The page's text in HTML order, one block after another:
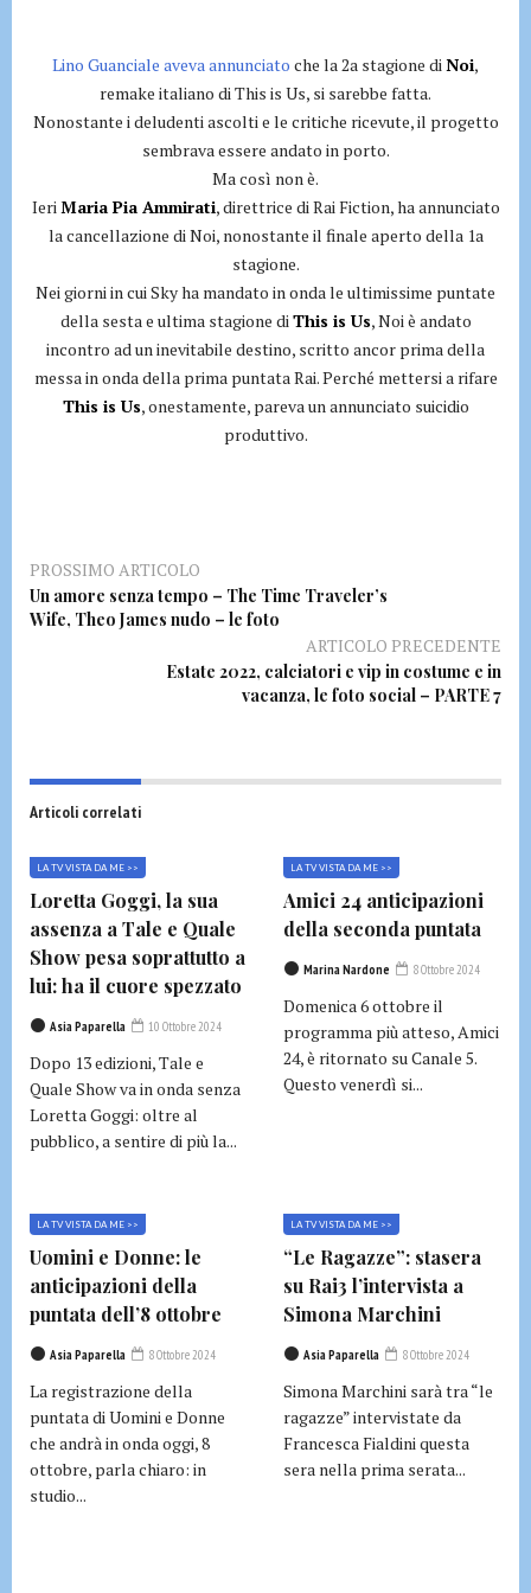
Lino Guanciale aveva annunciato che la 2a stagione diNoi,
remake italiano di This is Us, si sarebbe fatta.
Nonostante i deludenti ascolti e le critiche ricevute, il progetto
sembrava essere andato in porto.
Ma così non è.
IeriMaria Pia Ammirati, direttrice di Rai Fiction, ha annunciato
la cancellazione di Noi, nonostante il finale aperto della 1a
stagione.
Nei giorni in cui Sky ha mandato in onda le ultimissime puntate
della sesta e ultima stagione diThis is Us, Noi è andato
incontro ad un inevitabile destino, scritto ancor prima della
messa in onda della prima puntata Rai. Perché mettersi a rifare
This is Us, onestamente, pareva un annunciato suicidio
produttivo.
PROSSIMO ARTICOLO
Un amore senza tempo – The Time Traveler’s
Wife, Theo James nudo – le foto
ARTICOLO PRECEDENTE
Estate 2022, calciatori e vip in costume e in
vacanza, le foto social – PARTE 7
Articoli correlati
LA TV VISTA DA ME >>
Loretta Goggi, la sua
assenza a Tale e Quale
Show pesa soprattutto a
lui: ha il cuore spezzato
Asia Paparella 10 Ottobre 2024
Dopo 13 edizioni, Tale e
Quale Show va in onda senza
Loretta Goggi: oltre al
pubblico, a sentire di più la...
LA TV VISTA DA ME >>
Amici 24 anticipazioni
della seconda puntata
Marina Nardone 8 Ottobre 2024
Domenica 6 ottobre il
programma più atteso, Amici
24, è ritornato su Canale 5.
Questo venerdì si...
LA TV VISTA DA ME >>
Uomini e Donne: le
anticipazioni della
puntata dell’8 ottobre
Asia Paparella 8 Ottobre 2024
La registrazione della
puntata di Uomini e Donne
che andrà in onda oggi, 8
ottobre, parla chiaro: in
studio...
LA TV VISTA DA ME >>
“Le Ragazze”: stasera
su Rai3 l’intervista a
Simona Marchini
Asia Paparella 8 Ottobre 2024
Simona Marchini sarà tra “le
ragazze” intervistate da
Francesca Fialdini questa
sera nella prima serata...